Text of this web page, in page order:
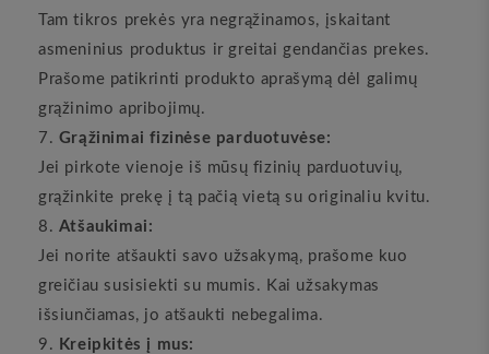
Tam tikros prekės yra negrąžinamos, įskaitant
asmeninius produktus ir greitai gendančias prekes.
Prašome patikrinti produkto aprašymą dėl galimų
grąžinimo apribojimų.
Grąžinimai fizinėse parduotuvėse:
Jei pirkote vienoje iš mūsų fizinių parduotuvių,
grąžinkite prekę į tą pačią vietą su originaliu kvitu.
Atšaukimai:
Jei norite atšaukti savo užsakymą, prašome kuo
greičiau susisiekti su mumis. Kai užsakymas
išsiunčiamas, jo atšaukti nebegalima.
Kreipkitės į mus: